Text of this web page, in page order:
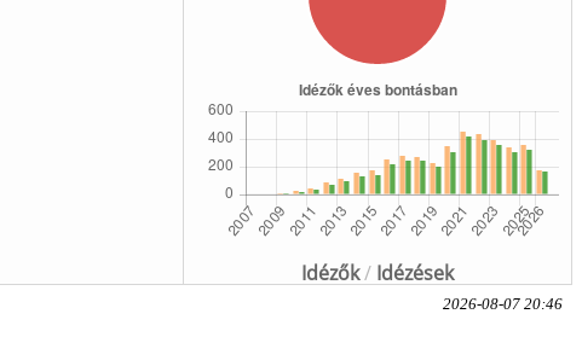
Idézők/ Idézések
2026-08-07 20:46